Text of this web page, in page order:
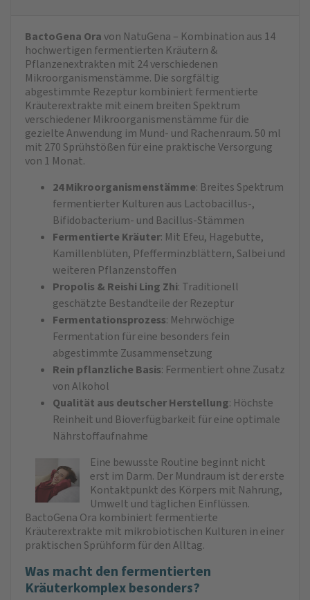
BactoGena Oravon NatuGena – Kombination aus 14
hochwertigen fermentierten Kräutern &
Pflanzenextrakten mit 24 verschiedenen
Mikroorganismenstämme. Die sorgfältig
abgestimmte Rezeptur kombiniert fermentierte
Kräuterextrakte mit einem breiten Spektrum
verschiedener Mikroorganismenstämme für die
gezielte Anwendung im Mund- und Rachenraum. 50 ml
mit 270 Sprühstößen für eine praktische Versorgung
von 1 Monat.
24 Mikroorganismenstämme: Breites Spektrum
fermentierter Kulturen aus Lactobacillus-,
Bifidobacterium- und Bacillus-Stämmen
Fermentierte Kräuter: Mit Efeu, Hagebutte,
Kamillenblüten, Pfefferminzblättern, Salbei und
weiteren Pflanzenstoffen
Propolis & Reishi Ling Zhi: Traditionell
geschätzte Bestandteile der Rezeptur
Fermentationsprozess: Mehrwöchige
Fermentation für eine besonders fein
abgestimmte Zusammensetzung
Rein pflanzliche Basis: Fermentiert ohne Zusatz
von Alkohol
Qualität aus deutscher Herstellung: Höchste
Reinheit und Bioverfügbarkeit für eine optimale
Nährstoffaufnahme
Eine bewusste Routine beginnt nicht
erst im Darm. Der Mundraum ist der erste
Kontaktpunkt des Körpers mit Nahrung,
Umwelt und täglichen Einflüssen.
BactoGena Ora kombiniert fermentierte
Kräuterextrakte mit mikrobiotischen Kulturen in einer
praktischen Sprühform für den Alltag.
Was macht den fermentierten
Kräuterkomplex besonders?